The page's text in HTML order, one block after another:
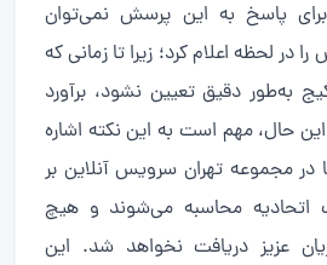
پاسخ به این پرسش نمی‌توان
لحظه اعلام کرد؛ زیرا تا زمانی که
به‌طور دقیق تعیین نشود، برآورد
حال، مهم است به این نکته اشاره
در مجموعه تهران سرویس آنلاین بر
محاسبه می‌شوند و هیچ
عزیز دریافت نخواهد شد. این